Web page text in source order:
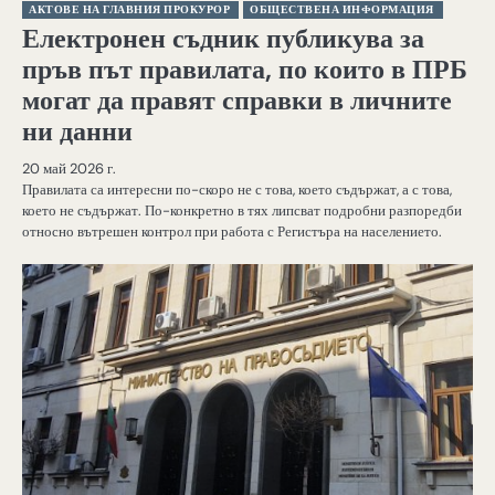
АКТОВЕ НА ГЛАВНИЯ ПРОКУРОР ОБЩЕСТВЕНА ИНФОРМАЦИЯ
Електронен съдник публикува за
пръв път правилата, по които в ПРБ
могат да правят справки в личните
ни данни
20 май 2026 г.
Правилата са интересни по-скоро не с това, което съдържат, а с това,
което не съдържат. По-конкретно в тях липсват подробни разпоредби
относно вътрешен контрол при работа с Регистъра на населението.